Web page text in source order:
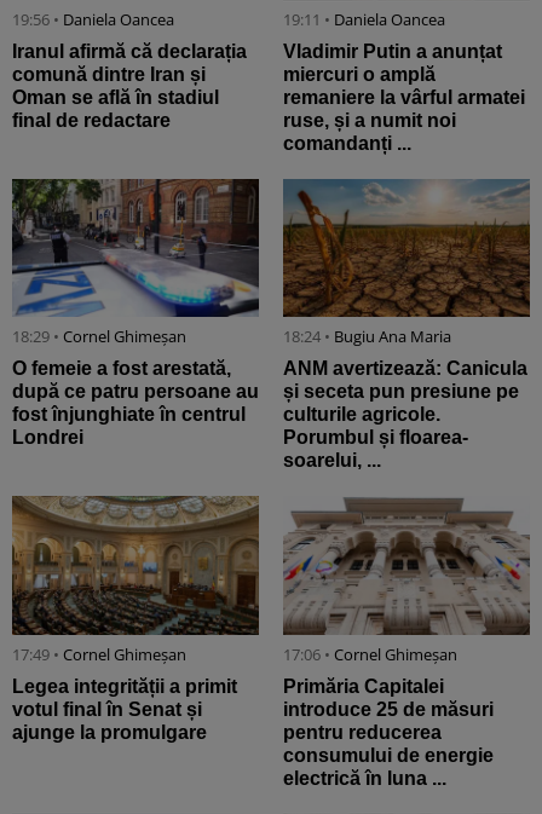
19:56 • Daniela Oancea
Iranul afirmă că declarația
comună dintre Iran și
Oman se află în stadiul
final de redactare
19:11 • Daniela Oancea
Vladimir Putin a anunțat
miercuri o amplă
remaniere la vârful armatei
ruse, și a numit noi
comandanți ...
18:29 • Cornel Ghimeșan
O femeie a fost arestată,
după ce patru persoane au
fost înjunghiate în centrul
Londrei
18:24 • Bugiu ⁠Ana Maria
ANM avertizează: Canicula
și seceta pun presiune pe
culturile agricole.
Porumbul și floarea-
soarelui, ...
17:49 • Cornel Ghimeșan
Legea integrității a primit
votul final în Senat și
ajunge la promulgare
17:06 • Cornel Ghimeșan
Primăria Capitalei
introduce 25 de măsuri
pentru reducerea
consumului de energie
electrică în luna ...